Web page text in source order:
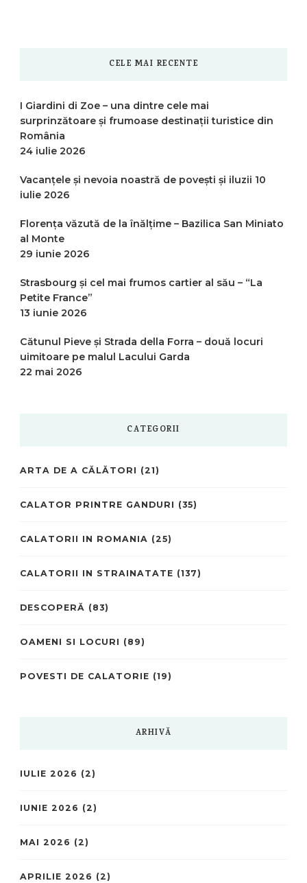
CELE MAI RECENTE
I Giardini di Zoe – una dintre cele mai
surprinzătoare și frumoase destinații turistice din
România
24 iulie 2026
Vacanțele și nevoia noastră de povești și iluzii 10
iulie 2026
Florența văzută de la înălțime – Bazilica San Miniato
al Monte
29 iunie 2026
Strasbourg și cel mai frumos cartier al său – “La
Petite France”
13 iunie 2026
Cătunul Pieve și Strada della Forra – două locuri
uimitoare pe malul Lacului Garda
22 mai 2026
CATEGORII
ARTA DE A CĂLĂTORI (21)
CALATOR PRINTRE GANDURI (35)
CALATORII IN ROMANIA (25)
CALATORII IN STRAINATATE (137)
DESCOPERĂ (83)
OAMENI SI LOCURI (89)
POVESTI DE CALATORIE (19)
ARHIVĂ
IULIE 2026 (2)
IUNIE 2026 (2)
MAI 2026 (2)
APRILIE 2026 (2)